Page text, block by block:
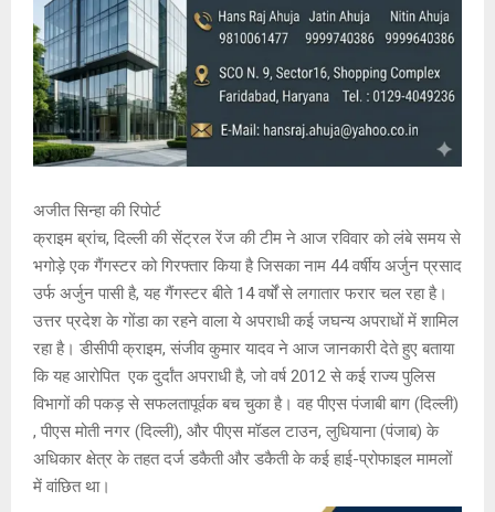
अजीत सिन्हा की रिपोर्ट
क्राइम ब्रांच, दिल्ली की सेंट्रल रेंज की टीम ने आज रविवार को लंबे समय से
भगोड़े एक गैंगस्टर को गिरफ्तार किया है जिसका नाम 44 वर्षीय अर्जुन प्रसाद
उर्फ अर्जुन पासी है, यह गैंगस्टर बीते 14 वर्षों से लगातार फरार चल रहा है।
उत्तर प्रदेश के गोंडा का रहने वाला ये अपराधी कई जघन्य अपराधों में शामिल
रहा है। डीसीपी क्राइम, संजीव कुमार यादव ने आज जानकारी देते हुए बताया
कि यह आरोपित एक दुर्दांत अपराधी है, जो वर्ष 2012 से कई राज्य पुलिस
विभागों की पकड़ से सफलतापूर्वक बच चुका है। वह पीएस पंजाबी बाग (दिल्ली)
, पीएस मोती नगर (दिल्ली), और पीएस मॉडल टाउन, लुधियाना (पंजाब) के
अधिकार क्षेत्र के तहत दर्ज डकैती और डकैती के कई हाई-प्रोफाइल मामलों
में वांछित था।